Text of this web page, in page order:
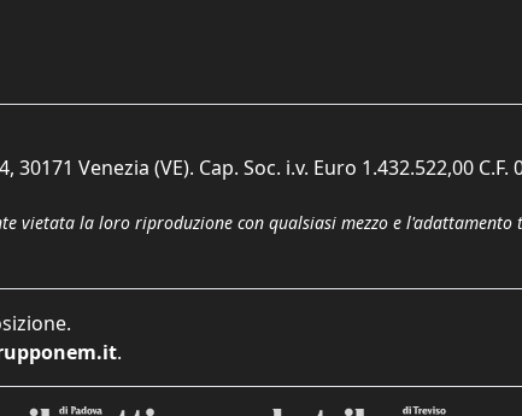
Venezia (VE). Cap. Soc. i.v. Euro 1.432.522,00 C.F.
vietata la loro riproduzione con qualsiasi mezzo e l'adattamento
.